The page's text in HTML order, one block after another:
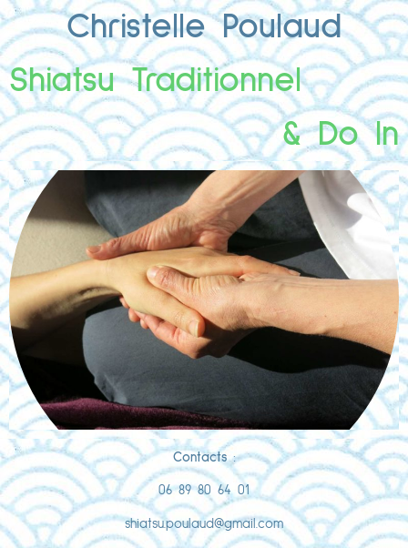
Christelle Poulaud
Shiatsu Traditionnel
& Do In
Contacts:
06 89 80 64 01
shiatsu.poulaud@gmail.com